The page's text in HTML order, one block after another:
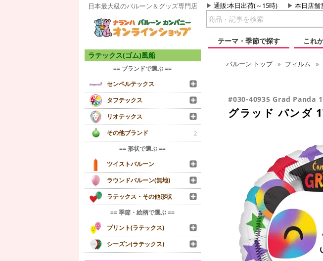
日本最大級のバルーン＆グッズ専門店 通販:本日出荷(～15時) 本日店舗
テーマ・季節で探す
これ
ラテックス(ゴム)風船
== ブランドで選ぶ ==
センペルテックス
タフテックス
リオテックス
その他ブランド
2
== 形状で選ぶ ==
ツイストバルーン
ラウンドバルーン(無地)
ラテックス・その他形状
== 季節・絵柄で選ぶ ==
プリント(ラテックス)
シーズン(ラテックス)
バルーン トップ フィルム
#030-40935 Grad Panda
グラッド パンダ